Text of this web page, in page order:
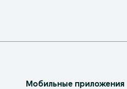
Мобильные приложения